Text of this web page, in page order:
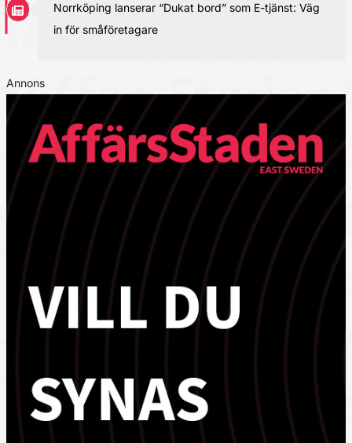
Norrköping lanserar “Dukat bord” som E-tjänst: Väg
in för småföretagare
Annons